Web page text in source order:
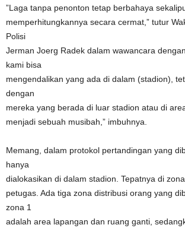
”Laga tanpa penonton tetap berbahaya
memperhitungkannya secara cermat,” tutur
Polisi
Jerman Joerg Radek dalam wawancara
kami bisa
mengendalikan yang ada di dalam (stadion),
dengan
mereka yang berada di luar stadion atau di
menjadi sebuah musibah,” imbuhnya.
Memang, dalam protokol pertandingan yang
hanya
dialokasikan di dalam stadion. Tepatnya di
petugas. Ada tiga zona distribusi orang yang
zona 1
adalah area lapangan dan ruang ganti,